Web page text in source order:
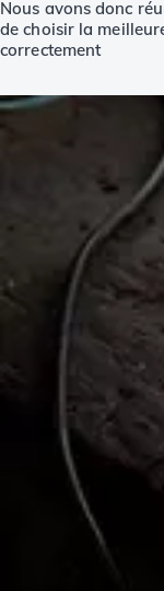
Nous avons donc
de choisir la
correctement